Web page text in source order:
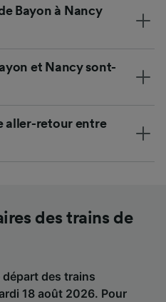
Bayon à Nancy
et Nancy sont-
aller-retour entre
des trains de
des trains
18 août 2026. Pour